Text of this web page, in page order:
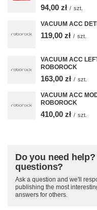
94,00 zł / szt.
VACUUM ACC
119,00 zł / szt.
VACUUM ACC
ROBOROCK
163,00 zł / szt.
VACUUM ACC
ROBOROCK
410,00 zł / szt.
Do you need
questions?
Ask a question and we'll
publishing the most
answers for others.